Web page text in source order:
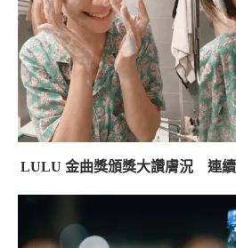
LULU 金曲獎頒獎大讚膚況 連續